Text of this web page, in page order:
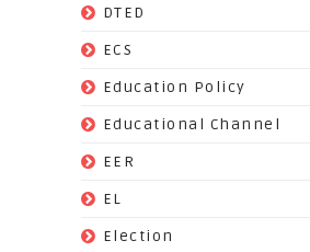
DTED
ECS
Education Policy
Educational Channel
EER
EL
Election